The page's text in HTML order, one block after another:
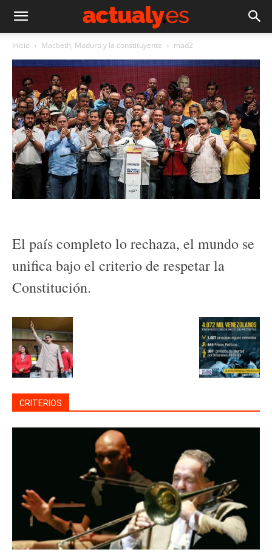
Inicio Macbeth, Maduro y la constituyente mad2
El país completo lo rechaza, el mundo se
unifica bajo el criterio de respetar la
Constitución.
CRITERIOS